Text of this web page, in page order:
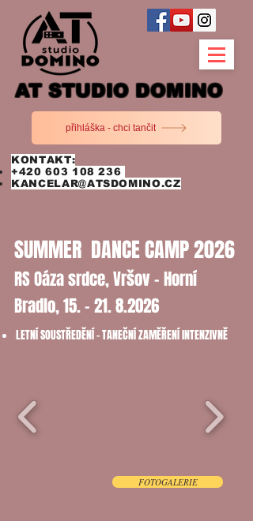
AT STUDIO DOMINO
KONTAKT:
+420 603 108 236
KANCELAR@ATSDOMINO.CZ
přihláška - chci tančit
SUMMER DANCE CAMP 2026
RS Oáza srdce, Vršov - Horní
Bradlo,15. - 21. 8.2026
LETNÍ SOUSTŘEDĚNÍ - TANEČNÍ ZAMĚŘENÍ INTENZIVNĚ
FOTOGALERIE